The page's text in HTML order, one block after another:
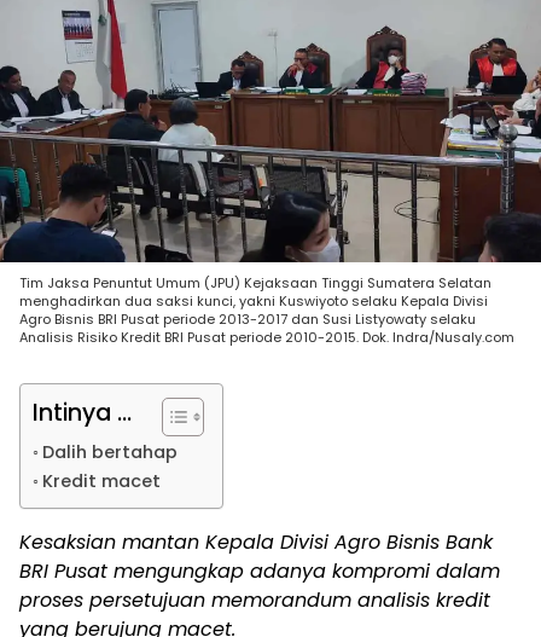
Tim Jaksa Penuntut Umum (JPU) Kejaksaan Tinggi Sumatera Selatan
menghadirkan dua saksi kunci, yakni Kuswiyoto selaku Kepala Divisi
Agro Bisnis BRI Pusat periode 2013-2017 dan Susi Listyowaty selaku
Analisis Risiko Kredit BRI Pusat periode 2010-2015. Dok. Indra/Nusaly.com
Intinya ...
Dalih bertahap
Kredit macet
Kesaksian mantan Kepala Divisi Agro Bisnis Bank
BRI Pusat mengungkap adanya kompromi dalam
proses persetujuan memorandum analisis kredit
yang berujung macet.